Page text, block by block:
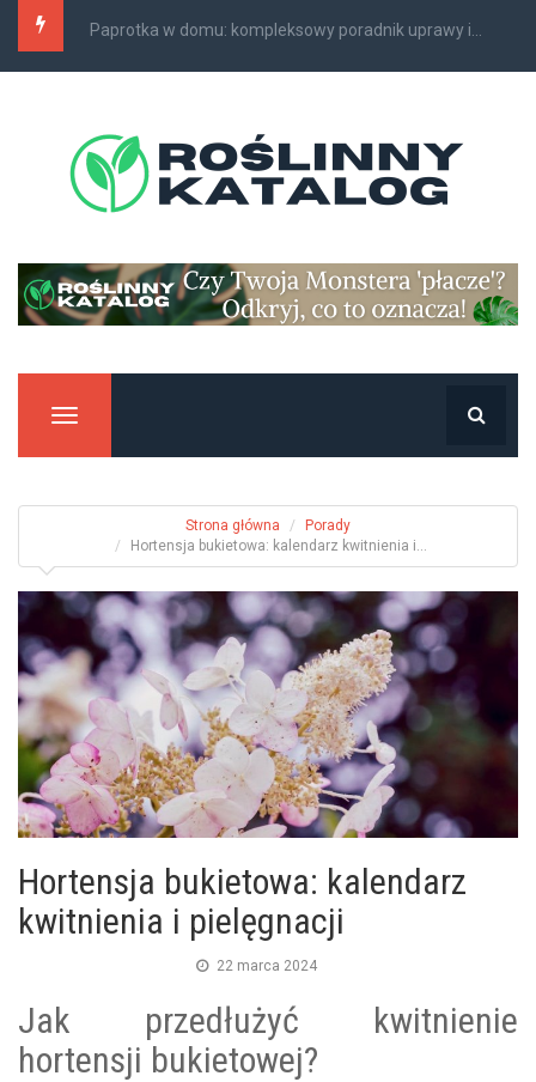
Paprotka w domu: kompleksowy poradnik uprawy i...
Manu
Strona główna
Porady
Hortensja bukietowa: kalendarz kwitnienia i...
Hortensja bukietowa: kalendarz
kwitnienia i pielęgnacji
22 marca 2024
Jak przedłużyć kwitnienie
hortensji bukietowej?